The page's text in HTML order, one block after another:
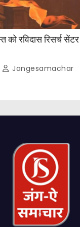
रविदास रिसर्च
Jangesamachar